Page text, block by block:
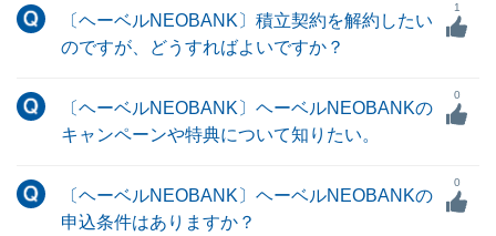
〔ヘーベルNEOBANK〕積立契約を解約したい
のですが、どうすればよいですか？
1
〔ヘーベルNEOBANK〕ヘーベルNEOBANKの
キャンペーンや特典について知りたい。
0
〔ヘーベルNEOBANK〕ヘーベルNEOBANKの
申込条件はありますか？
0